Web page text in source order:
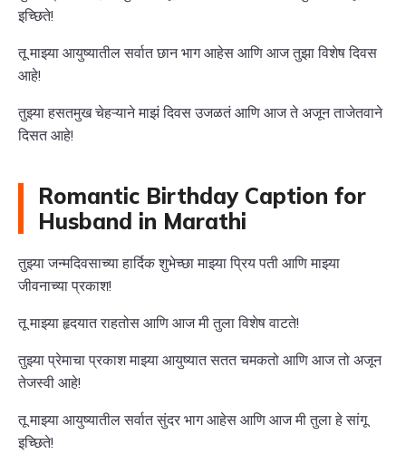
इच्छिते!
तू माझ्या आयुष्यातील सर्वात छान भाग आहेस आणि आज तुझा विशेष दिवस
आहे!
तुझ्या हसतमुख चेहऱ्याने माझं दिवस उजळतं आणि आज ते अजून ताजेतवाने
दिसत आहे!
Romantic Birthday Caption for
Husband in Marathi
तुझ्या जन्मदिवसाच्या हार्दिक शुभेच्छा माझ्या प्रिय पती आणि माझ्या
जीवनाच्या प्रकाश!
तू माझ्या हृदयात राहतोस आणि आज मी तुला विशेष वाटते!
तुझ्या प्रेमाचा प्रकाश माझ्या आयुष्यात सतत चमकतो आणि आज तो अजून
तेजस्वी आहे!
तू माझ्या आयुष्यातील सर्वात सुंदर भाग आहेस आणि आज मी तुला हे सांगू
इच्छिते!